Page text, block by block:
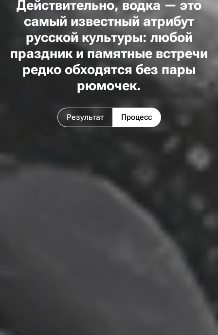
Действительно, водка — это
самый известный атрибут
русской культуры: любой
праздник и памятные встречи
редко обходятся без пары
рюмочек.
Результат Процесс